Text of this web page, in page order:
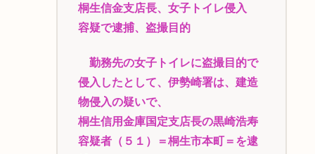
桐生信金支店長、女子トイレ侵入
容疑で逮捕、盗撮目的
勤務先の女子トイレに盗撮目的で
侵入したとして、伊勢崎署は、建造
物侵入の疑いで、
桐生信用金庫国定支店長の黒崎浩寿
容疑者（５１）＝桐生市本町＝を逮